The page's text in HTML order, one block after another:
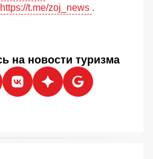
https://t.me/zoj_news .
на новости туризма